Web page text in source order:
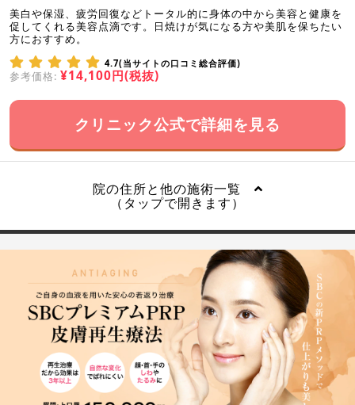
美白や保湿、疲労回復などトータル的に身体の中から美容と健康を
促してくれる美容点滴です。日焼けが気になる方や美肌を保ちたい
方におすすめ。
4.7(当サイトの口コミ総合評価)
参考価格: ¥14,100円(税抜)
クリニック公式で詳細を見る
院の住所と他の施術一覧
（タップで開きます）